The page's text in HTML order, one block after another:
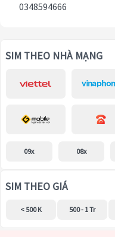
0348594666
SIM THEO NHÀ MẠNG
09x 08x
SIM THEO GIÁ
< 500 K 500 - 1 Tr